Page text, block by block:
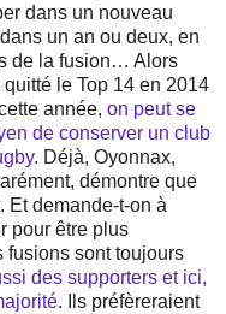
dans un nouveau
un an ou deux, en
de la fusion… Alors
le Top 14 en 2014
année, on peut se
de conserver un club
. Déjà, Oyonnax,
démontre que
Et demande-t-on à
pour être plus
fusions sont toujours
des supporters et ici,
. Ils préfèreraient